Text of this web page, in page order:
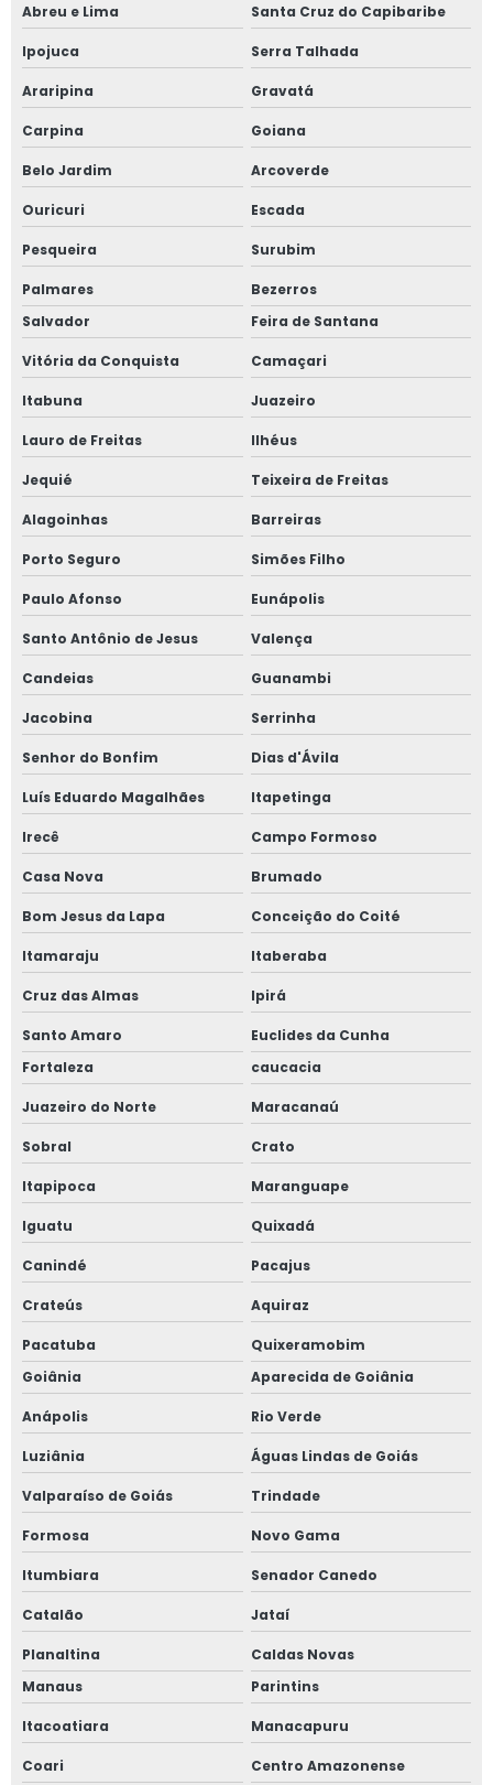
Abreu e Lima Santa Cruz do Capibaribe
Ipojuca Serra Talhada
Araripina Gravatá
Carpina Goiana
Belo Jardim Arcoverde
Ouricuri Escada
Pesqueira Surubim
Palmares
Bezerros
Salvador
Feira de Santana
Vitória da Conquista Camaçari
Itabuna Juazeiro
Lauro de Freitas Ilhéus
Jequié Teixeira de Freitas
Alagoinhas Barreiras
Porto Seguro Simões Filho
Paulo Afonso Eunápolis
Santo Antônio de Jesus Valença
Candeias Guanambi
Jacobina Serrinha
Senhor do Bonfim Dias d'Ávila
Luís Eduardo Magalhães Itapetinga
Irecê Campo Formoso
Casa Nova Brumado
Bom Jesus da Lapa Conceição do Coité
Itamaraju Itaberaba
Cruz das Almas Ipirá
Santo Amaro
Euclides da Cunha
Fortaleza
caucacia
Juazeiro do Norte Maracanaú
Sobral Crato
Itapipoca Maranguape
Iguatu Quixadá
Canindé Pacajus
Crateús Aquiraz
Pacatuba
Quixeramobim
Goiânia
Aparecida de Goiânia
Anápolis Rio Verde
Luziânia Águas Lindas de Goiás
Valparaíso de Goiás Trindade
Formosa Novo Gama
Itumbiara Senador Canedo
Catalão Jataí
Planaltina
Caldas Novas
Manaus
Parintins
Itacoatiara Manacapuru
Coari
Centro Amazonense